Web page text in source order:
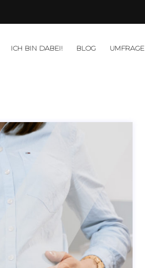
ICH BIN DABEI! BLOG UMFRAGE